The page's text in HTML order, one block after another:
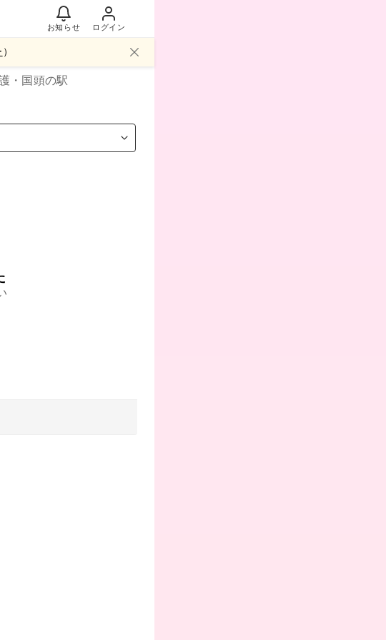
お知らせ ログイン
）
・国頭の駅